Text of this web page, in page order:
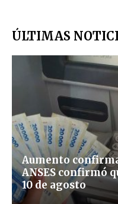
ÚLTIMAS
Aumento
ANSES confirmó
10 de agosto